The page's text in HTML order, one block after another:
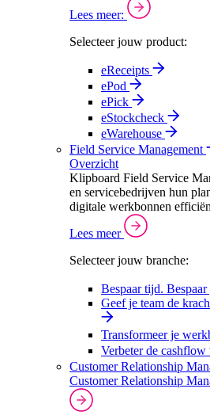
Lees meer:
Selecteer jouw product:
eReceipts
ePod
ePick
eStockcheck
eWarehouse
Field Service Management
Overzicht
Klipboard Field Service
en servicebedrijven hun
digitale werkbonnen
Lees meer
Selecteer jouw branche:
Bespaar tijd. Bespaar
Geef je team de
Transformeer je
Verbeter de
Customer Relationship
Customer Relationship